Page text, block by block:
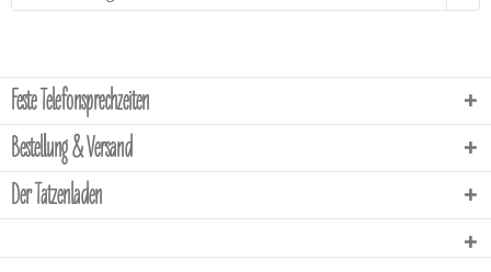
Feste Telefonsprechzeiten
Bestellung & Versand
Der Tatzenladen